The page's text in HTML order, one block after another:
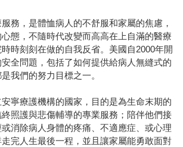
務，是體恤病人的不舒服和家屬的焦慮，
態，不隨時代改變而高高在上自滿的醫療
時刻刻在做的自我反省。美國自2000年開
全問題，包括了如何提供給病人無縫式的
我們的努力目標之一。
寧療護機構的國家，目的是為生命末期的
照護與悲傷輔導的專業服務；陪伴他們接
消除病人身體的疼痛、不適應症、或心理
完人生最後一程，並且讓家屬能勇敢面對